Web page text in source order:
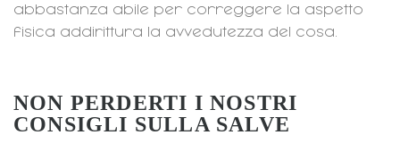
abbastanza abile per correggere la aspetto
fisica addirittura la avvedutezza del cosa.
NON PERDERTI I NOSTRI
CONSIGLI SULLA SALVE